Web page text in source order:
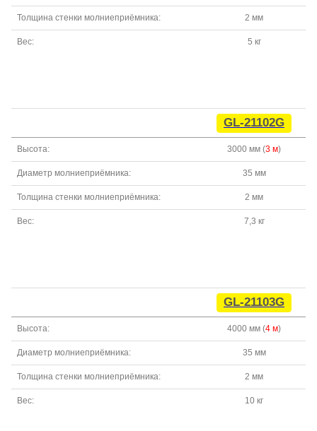
Толщина стенки молниеприёмника: 2 мм
Вес: 5 кг
GL-21102G
Высота: 3000 мм (3 м)
Диаметр молниеприёмника: 35 мм
Толщина стенки молниеприёмника: 2 мм
Вес: 7,3 кг
GL-21103G
Высота: 4000 мм (4 м)
Диаметр молниеприёмника: 35 мм
Толщина стенки молниеприёмника: 2 мм
Вес: 10 кг